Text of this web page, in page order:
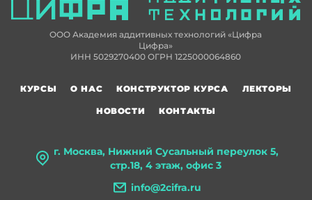
ООО Академия аддитивных технологий «Цифра
Цифра»
ИНН 5029270400 ОГРН 1225000064860
г. Москва, Нижний Сусальный переулок 5,
стр.18, 4 этаж, офис 3
info@2cifra.ru
КУРСЫ О НАС КОНСТРУКТОР КУРСА
ЛЕКТОРЫ
НОВОСТИ
КОНТАКТЫ